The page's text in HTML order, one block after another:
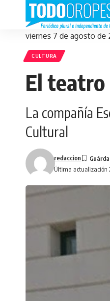
viernes 7 de agosto de
CULTURA
El teatro
La compañía
Cultural
Última actualización
redaccion